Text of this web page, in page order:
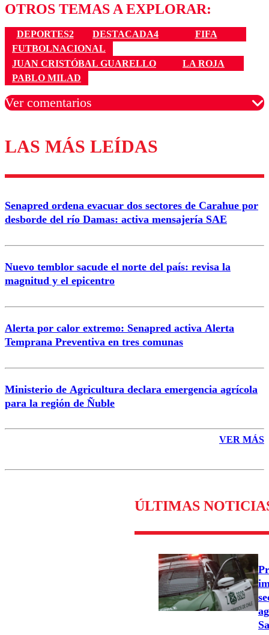
OTROS TEMAS A EXPLORAR:
DEPORTES2 DESTACADA4
FIFA
FUTBOLNACIONAL
JUAN CRISTÓBAL GUARELLO
LA ROJA
PABLO MILAD
Ver comentarios
Los comentarios son moderados para garantizar un
diálogo respetuoso.
Correo
LAS MÁS LEÍDAS
Senapred ordena evacuar dos sectores de Carahue por
desborde del río Damas: activa mensajería SAE
Nuevo temblor sacude el norte del país: revisa la
magnitud y el epicentro
Alerta por calor extremo: Senapred activa Alerta
Temprana Preventiva en tres comunas
Ministerio de Agricultura declara emergencia agrícola
para la región de Ñuble
VER MÁS
ÚLTIMAS